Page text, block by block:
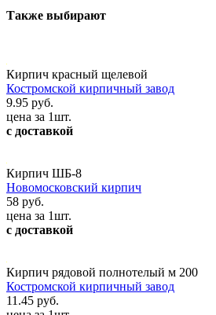
Также выбирают
Кирпич красный щелевой
Костромской кирпичный завод
9.95 руб.
цена за 1шт.
с доставкой
Кирпич ШБ-8
Новомосковский кирпич
58 руб.
цена за 1шт.
с доставкой
Кирпич рядовой полнотелый м 200
Костромской кирпичный завод
11.45 руб.